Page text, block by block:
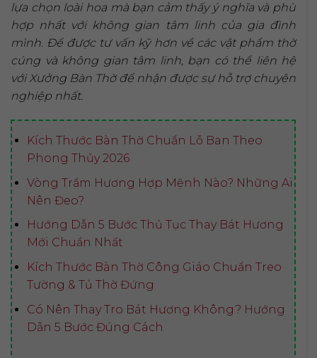
lựa chọn loài hoa mà bạn cảm thấy ý nghĩa và phù
hợp nhất với không gian tâm linh của gia đình
mình. Để được tư vấn kỹ hơn về các vật phẩm thờ
cúng và không gian tâm linh, bạn có thể liên hệ
với Xưởng Bàn Thờ để nhận được sự hỗ trợ chuyên
nghiệp nhất.
Kích Thước Bàn Thờ Chuẩn Lỗ Ban Theo
Phong Thủy 2026
Vòng Trầm Hương Hợp Mệnh Nào? Những Ai
Nên Đeo?
Hướng Dẫn 5 Bước Thủ Tục Thay Bát Hương
Mới Chuẩn Nhất
Kích Thước Bàn Thờ Công Giáo Chuẩn Treo
Tường & Tủ Thờ Đứng
Có Nên Thay Tro Bát Hương Không? Hướng
Dẫn 5 Bước Đúng Cách